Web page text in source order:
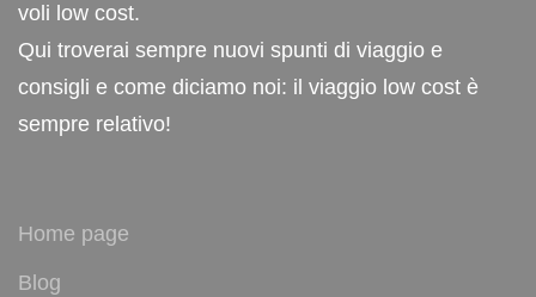
voli low cost.
Qui troverai sempre nuovi spunti di viaggio e
consigli e come diciamo noi: il viaggio low cost è
sempre relativo!
Home page
Blog